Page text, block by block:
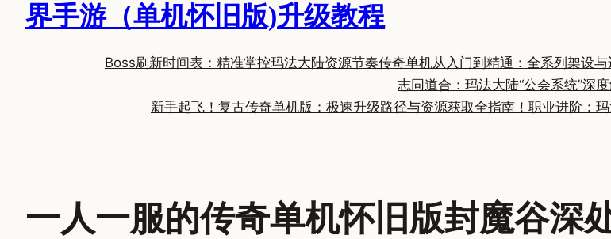
界手游（单机怀旧版)升级教程
Boss刷新时间表：精准掌控玛法大陆资源节奏传奇单机从入门到精通：全系列架设
志同道合：玛法大陆“公会系统”深
新手起飞！复古传奇单机版：极速升级路径与资源获取全指南！ 职业进阶：
一人一服的传奇单机怀旧版封魔谷深